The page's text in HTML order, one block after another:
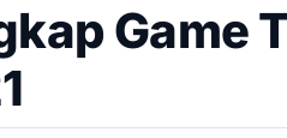
Game